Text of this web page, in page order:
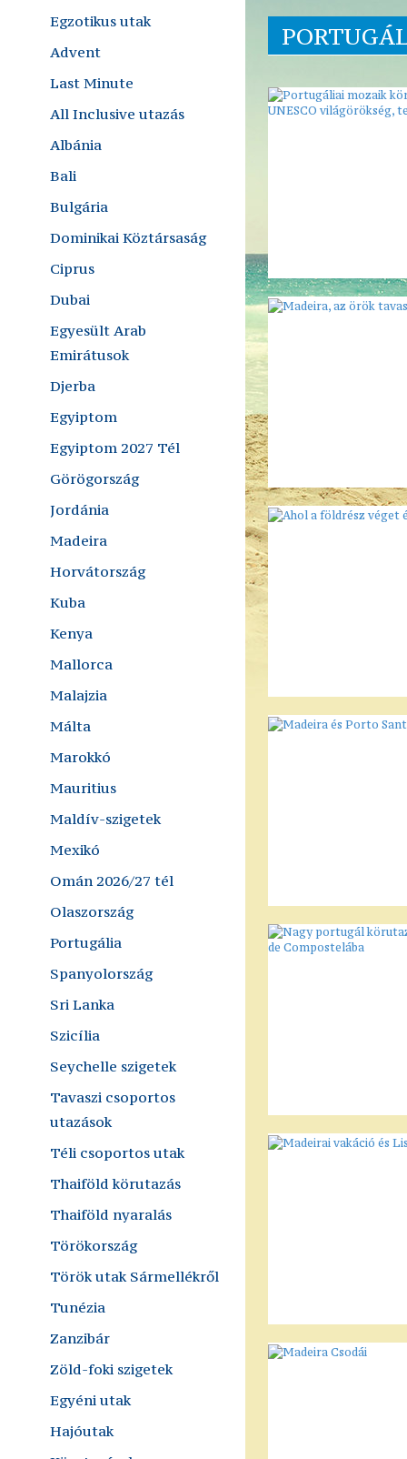
Egzotikus utak
Advent
Last Minute
All Inclusive utazás
Albánia
Bali
Bulgária
Dominikai Köztársaság
Ciprus
Dubai
Egyesült Arab
Emirátusok
Djerba
Egyiptom
Egyiptom 2027 Tél
Görögország
Jordánia
Madeira
Horvátország
Kuba
Kenya
Mallorca
Malajzia
Málta
Marokkó
Mauritius
Maldív-szigetek
Mexikó
Omán 2026/27 tél
Olaszország
Portugália
Spanyolország
Sri Lanka
Szicília
Seychelle szigetek
Tavaszi csoportos
utazások
Téli csoportos utak
Thaiföld körutazás
Thaiföld nyaralás
Törökország
Török utak Sármellékről
Tunézia
Zanzibár
Zöld-foki szigetek
Egyéni utak
Hajóutak